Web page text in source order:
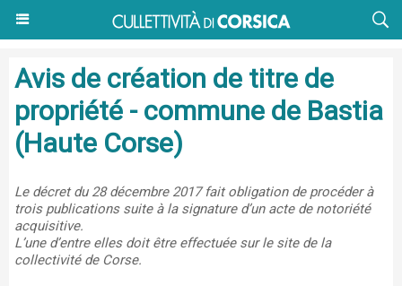
Avis de création de titre de
propriété - commune de Bastia
(Haute Corse)
Le décret du 28 décembre 2017 fait obligation de procéder à
trois publications suite à la signature d’un acte de notoriété
acquisitive.
L’une d’entre elles doit être effectuée sur le site de la
collectivité de Corse.